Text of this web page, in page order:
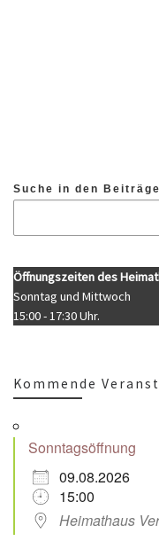
Suche in den
Öffnungszeiten des
Sonntag und Mittwoch
15:00 - 17:30 Uhr.
Kommende
Sonntagsöffnung
09.08.2026
15:00
Heimathaus